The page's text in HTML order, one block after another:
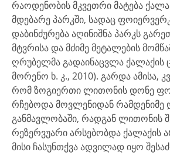
რაოდენობის მკვეთრი მატება
მდებარე პარკში, სადაც
დაბინძურება აღინიშნა პარკს
მტვრისა და მძიმე მეტალების
ღრუბელმა გადაინაცვლა ქალაქის
მორენო ხ. კ., 2010). გარდა ამისა,
რომ ზოგიერთი ლითონის დონე
რჩებოდა მოვლენიდან რამდენიმე
განმავლობაში, რადგან ლითონის
რეზერვუარი არსებობდა ქალაქის
მისი ჩასუნთქვა ადვილად იყო